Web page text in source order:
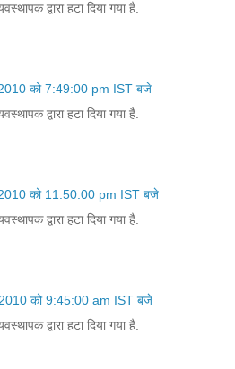
द्वारा हटा दिया गया है.
2010 को 7:49:00 pm IST बजे
द्वारा हटा दिया गया है.
2010 को 11:50:00 pm IST बजे
द्वारा हटा दिया गया है.
2010 को 9:45:00 am IST बजे
द्वारा हटा दिया गया है.